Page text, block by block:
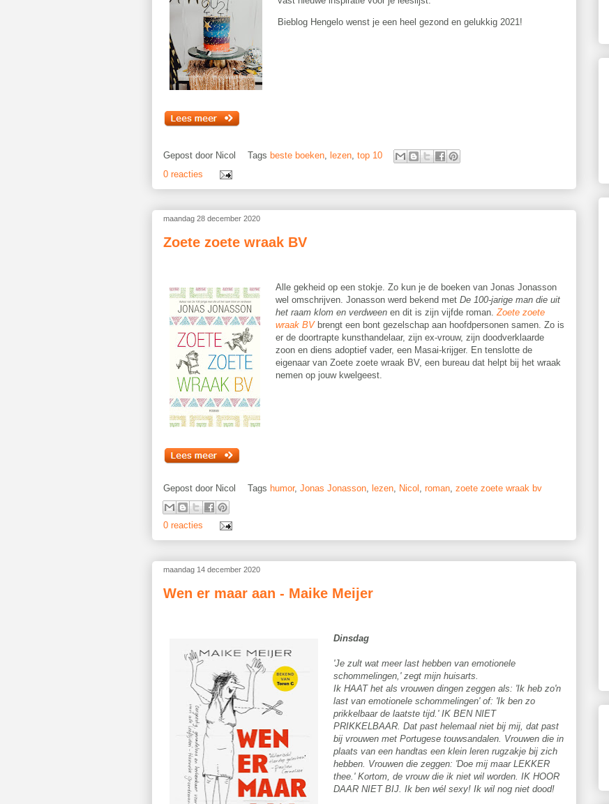
Bieblog Hengelo wenst je een heel gezond en gelukkig 2021!
Gepost door Nicol Tags beste boeken lezen top 10
0 reacties
maandag 28 december 2020
Zoete zoete wraak BV
Alle gekheid op een stokje. Zo kun je de boeken van Jonas Jonasson
wel omschrijven. Jonasson werd bekend met De 100-jarige man die uit
het raam klom en verdween en dit is zijn vijfde roman. Zoete zoete
wraak BV brengt een bont gezelschap aan hoofdpersonen samen. Zo is
er de doortrapte kunsthandelaar, zijn ex-vrouw, zijn doodverklaarde
zoon en diens adoptief vader, een Masai-krijger. En tenslotte de
eigenaar van Zoete zoete wraak BV, een bureau dat helpt bij het wraak
nemen op jouw kwelgeest.
Gepost door Nicol Tags humor, Jonas Jonasson, lezen, Nicol , roman, zoete zoete wraak bv
0 reacties
maandag 14 december 2020
Wen er maar aan - Maike Meijer
Dinsdag
'Je zult wat meer last hebben van emotionele
schommelingen,' zegt mijn huisarts.
Ik HAAT het als vrouwen dingen zeggen als: 'Ik heb zo'n
last van emotionele schommelingen' of: 'Ik ben zo
prikkelbaar de laatste tijd.' IK BEN NIET
PRIKKELBAAR. Dat past helemaal niet bij mij, dat past
bij vrouwen met Portugese touwsandalen. Vrouwen die in
plaats van een handtas een klein leren rugzakje bij zich
hebben. Vrouwen die zeggen: 'Doe mij maar LEKKER
thee.' Kortom, de vrouw die ik niet wil worden. IK HOOR
DAAR NIET BIJ. Ik ben wél sexy! Ik wil nog niet dood!